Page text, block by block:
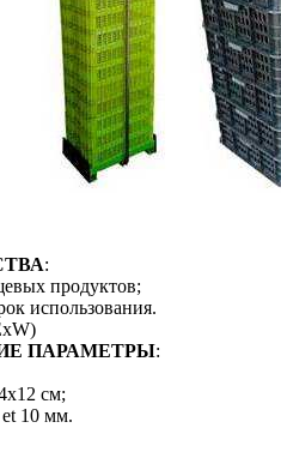
:
продуктов;
использования.
ПАРАМЕТРЫ:
см;
10 мм.